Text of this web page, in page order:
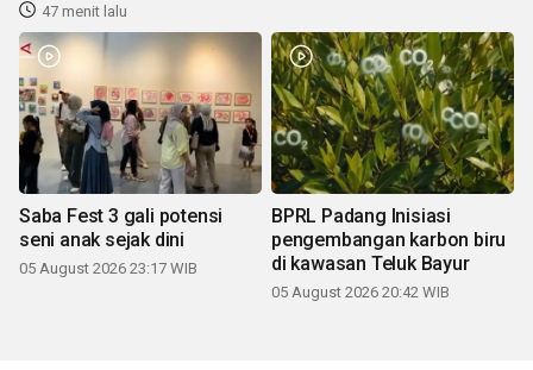
47 menit lalu
Saba Fest 3 gali potensi
seni anak sejak dini
05 August 2026 23:17 WIB
BPRL Padang Inisiasi
pengembangan karbon biru
di kawasan Teluk Bayur
05 August 2026 20:42 WIB